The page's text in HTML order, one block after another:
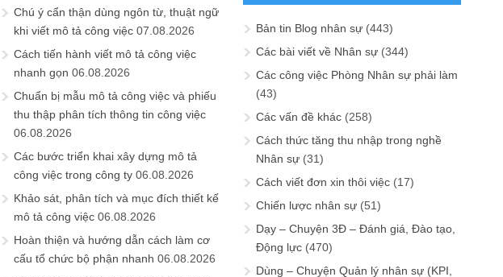
Chú ý cẩn thận dùng ngôn từ, thuật ngữ
khi viết mô tả công việc 07.08.2026
Cách tiến hành viết mô tả công việc
nhanh gọn 06.08.2026
Chuẩn bị mẫu mô tả công việc và phiếu
thu thập phân tích thông tin công việc
06.08.2026
Các bước triển khai xây dựng mô tả
công việc trong công ty 06.08.2026
Khảo sát, phân tích và mục đích thiết kế
mô tả công việc 06.08.2026
Hoàn thiện và hướng dẫn cách làm cơ
cấu tổ chức bộ phận nhanh 06.08.2026
Bản tin Blog nhân sự (443)
Các bài viết về Nhân sự (344)
Các công việc Phòng Nhân sự phải làm
(43)
Các vấn đề khác (258)
Cách thức tăng thu nhập trong nghề
Nhân sự (31)
Cách viết đơn xin thôi việc (17)
Chiến lược nhân sự (51)
Dạy – Chuyện 3Đ – Đánh giá, Đào tạo,
Động lực (470)
Dùng – Chuyện Quản lý nhân sự (KPI,